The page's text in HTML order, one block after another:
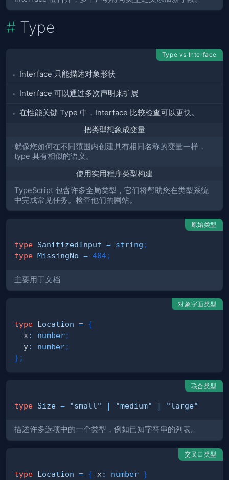
Type
Type vs Interface
Interface 只能描述对象形状
Interface 可以通过多次声明来扩展
在性能关键 Type 中，Interface 比较检查可以更快。
把类型想象成变量
就像您如何在不同范围内创建具有相同名称的变量一样，
type 具有相似的语义。
使用实用程序类型构建
TypeScript 包含许多全局类型，它们将帮助您在类型系统
中完成常见任务。检查他们的网站。
原始类型
type SanitizedInput = string ;
type MissingNo = 404;
主要用于文档
对象字面类型
type Location = {
  x
: number;
  y
: number;
} ;
联合类型
type Size = "small" | "medium" | "large"
描述许多选项中的一个类型，例如已知字符串的列表。
交叉口类型
type Location = { x : number }